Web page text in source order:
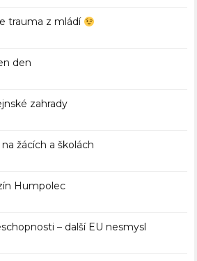
trauma z mládí
den
zahrady
žácích a školách
Humpolec
– další EU nesmysl